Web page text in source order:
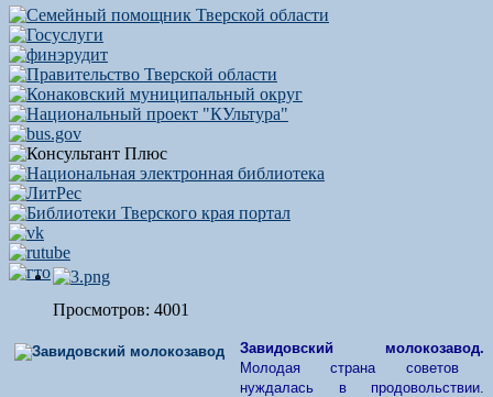
Просмотров: 4001
Завидовский молокозавод.
Молодая страна советов
нуждалась в продовольствии.